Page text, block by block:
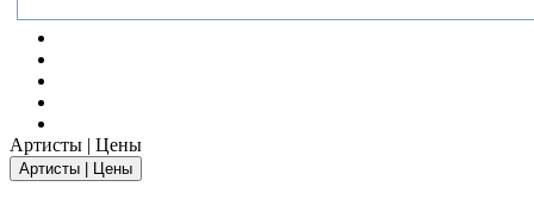
Артисты | Цены
Артисты | Цены